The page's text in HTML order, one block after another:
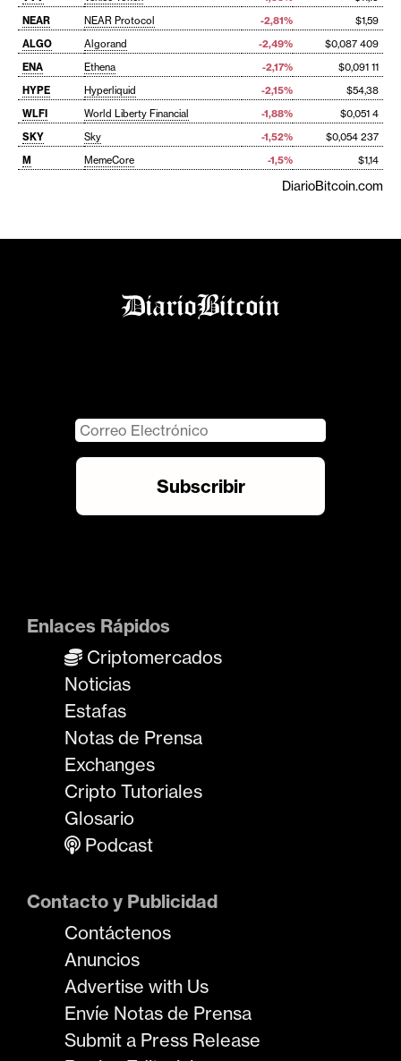
NEAR
NEAR Protocol -2,81%
$1,59
ALGO
Algorand -2,49%
$0,087 409
ENA
Ethena -2,17%
$0,091 11
HYPE
Hyperliquid -2,15%
$54,38
WLFI
World Liberty Financial -1,88%
$0,051 4
SKY
Sky -1,52%
$0,054 237
M
MemeCore -1,5% $1,14
DiarioBitcoin.com
Enlaces Rápidos
Criptomercados
Noticias
Estafas
Notas de Prensa
Exchanges
Cripto Tutoriales
Glosario
Podcast
Contacto y Publicidad
Contáctenos
Anuncios
Advertise with Us
Envíe Notas de Prensa
Submit a Press Release